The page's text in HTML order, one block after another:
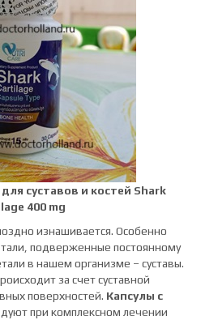
суставов и костей Shark
400 mg
изнашивается. Особенно
подверженные постоянному
в нашем организме – суставы.
за счет суставной
поверхностей. Капсулы с
при комплексном лечении